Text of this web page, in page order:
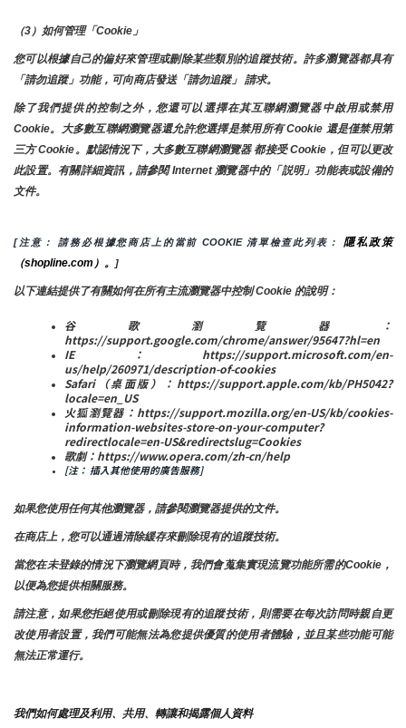
（3）如何管理「Cookie」
您可以根據自己的偏好來管理或刪除某些類別的追蹤技術。許多瀏覽器都具有
「請勿追蹤」功能，可向商店發送「請勿追蹤」 請求。
除了我們提供的控制之外，您還可以選擇在其互聯網瀏覽器中啟用或禁用
Cookie。大多數互聯網瀏覽器還允許您選擇是禁用所有 Cookie 還是僅禁用第
三方 Cookie。默認情況下，大多數互聯網瀏覽器 都接受 Cookie，但可以更改
此設置。有關詳細資訊，請參閱 Internet 瀏覽器中的「説明」功能表或設備的
文件。
[注意： 請務必根據您商店上的當前 COOKIE 清單檢查此列表： 隱私政策
（shopline.com）。
]
以下連結提供了有關如何在所有主流瀏覽器中控制 Cookie 的說明：
谷歌瀏覽器：
https://support.google.com/chrome/answer/95647?hl=en
IE：https://support.microsoft.com/en-
us/help/260971/description-of-cookies
Safari（桌面版）：https://support.apple.com/kb/PH5042?
locale=en_US
火狐瀏覽器：https://support.mozilla.org/en-US/kb/cookies-
information-websites-store-on-your-computer?
redirectlocale=en-US&redirectslug=Cookies
歌劇：https://www.opera.com/zh-cn/help
[注： 插入其他使用的廣告服務]
如果您使用任何其他瀏覽器，請參閱瀏覽器提供的文件。
在商店上，您可以通過清除緩存來刪除現有的追蹤技術。
當您在未登錄的情況下瀏覽網頁時，我們會蒐集實現流覽功能所需的Cookie，
以便為您提供相關服務。
請注意，如果您拒絕使用或刪除現有的追蹤技術，則需要在每次訪問時親自更
改使用者設置，我們可能無法為您提供優質的使用者體驗，並且某些功能可能
無法正常運行。
我們如何處理及利用、共用、轉讓和揭露個人資料